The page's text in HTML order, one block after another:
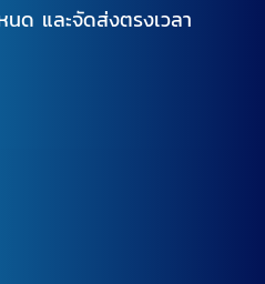
นด และจัดส่งตรงเวลา